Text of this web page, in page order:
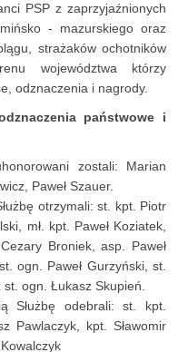
PSP z zaprzyjaźnionych
- mazurskiego oraz
strażaków ochotników
województwa którzy
odznaczenia i nagrody.
państwowe i
zostali: Marian
Paweł Szauer.
otrzymali: st. kpt. Piotr
mł. kpt. Paweł Koziatek,
Broniek, asp. Paweł
ogn. Paweł Gurzyński, st.
ogn. Łukasz Skupień.
Służbę odebrali: st. kpt.
Pawlaczyk, kpt. Sławomir